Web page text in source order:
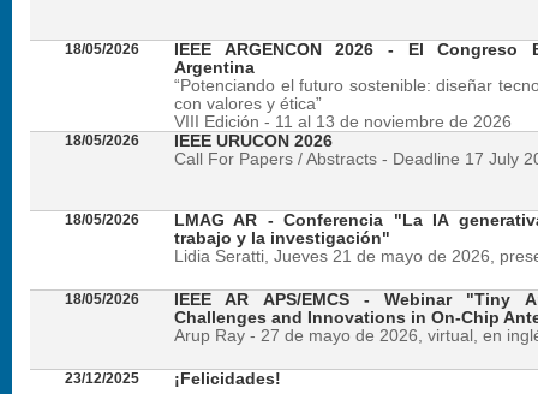
18/05/2026
IEEE ARGENCON 2026 - El
Argentina
“Potenciando el futuro sostenible: diseñar
con valores y ética”
VIII Edición - 11 al 13 de noviembre de 2026
18/05/2026
IEEE URUCON 2026
Call For Papers / Abstracts - Deadline 17 July
18/05/2026
LMAG AR - Conferencia "La IA
trabajo y la investigación"
Lidia Seratti, Jueves 21 de mayo de 2026,
18/05/2026
IEEE AR APS/EMCS - Webinar "Tiny
Challenges and Innovations in On-Chip
Arup Ray - 27 de mayo de 2026, virtual, en
23/12/2025 ¡Felicidades!